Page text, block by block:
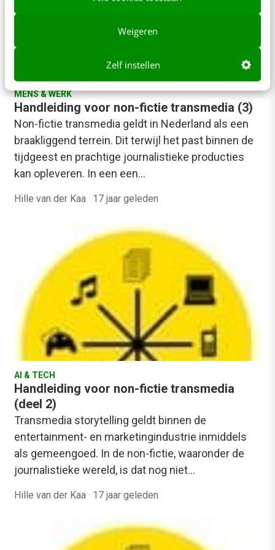
Weigeren
Zelf instellen
MENS & WERK
Handleiding voor non-fictie transmedia (3)
Non-fictie transmedia geldt in Nederland als een
braakliggend terrein. Dit terwijl het past binnen de
tijdgeest en prachtige journalistieke producties
kan opleveren. In een een…
Hille van der Kaa · 17 jaar geleden
AI & TECH
Handleiding voor non-fictie transmedia
(deel 2)
Transmedia storytelling geldt binnen de
entertainment- en marketingindustrie inmiddels
als gemeengoed. In de non-fictie, waaronder de
journalistieke wereld, is dat nog niet…
Hille van der Kaa · 17 jaar geleden